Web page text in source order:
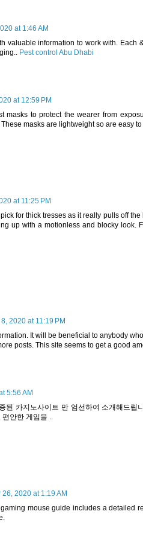
at 1:46 AM
valuable information to work with. Each
Pest control Abu Dhabi
at 12:59 PM
masks to protect the wearer from
masks are lightweight so are easy
at 11:25 PM
for thick tresses as it really pulls off
up with a motionless and blocky look.
2020 at 11:19 PM
It will be beneficial to anybody
posts. This site seems to get a good
5:56 AM
된 카지노사이트 만 엄선하여 소개해드립
안한 게임을 ..
26, 2020 at 1:19 AM
mouse guide includes a detailed